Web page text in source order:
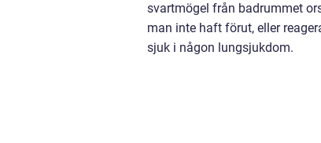
svartmögel från badrummet
man inte haft förut, eller
sjuk i någon lungsjukdom.